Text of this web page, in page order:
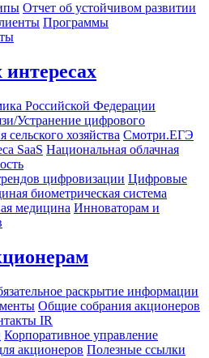
Отчет об устойчивом развитии
Программы
Российской Федерации
Устранение цифрового
хозяйства Смотри.ЕГЭ
SaaS Национальная облачная
цифровизации Цифровые
биометрическая система
медицина Инноваторам и
раскрытие информации
Общие собрания акционеров
IR
Корпоративное управление
акционеров Полезные ссылки